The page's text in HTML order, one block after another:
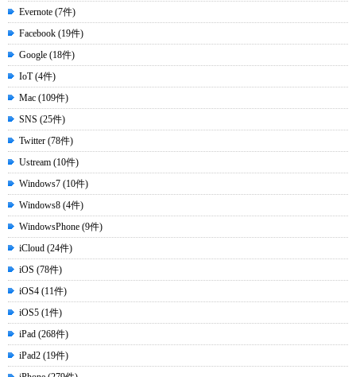
Evernote (7件)
Facebook (19件)
Google (18件)
IoT (4件)
Mac (109件)
SNS (25件)
Twitter (78件)
Ustream (10件)
Windows7 (10件)
Windows8 (4件)
WindowsPhone (9件)
iCloud (24件)
iOS (78件)
iOS4 (11件)
iOS5 (1件)
iPad (268件)
iPad2 (19件)